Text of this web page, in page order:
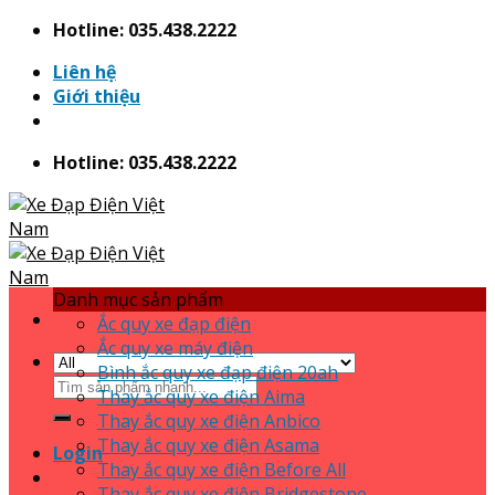
Skip
content
Hotline: 035.438.2222
Liên hệ
Giới thiệu
Hotline: 035.438.2222
Search
for:
Login
Danh mục sản phẩm
Ắc quy xe đạp điện
Ắc quy xe máy điện
Bình ắc quy xe đạp điện 20ah
Thay ắc quy xe điện Aima
Thay ắc quy xe điện Anbico
Thay ắc quy xe điện Asama
Thay ắc quy xe điện Before All